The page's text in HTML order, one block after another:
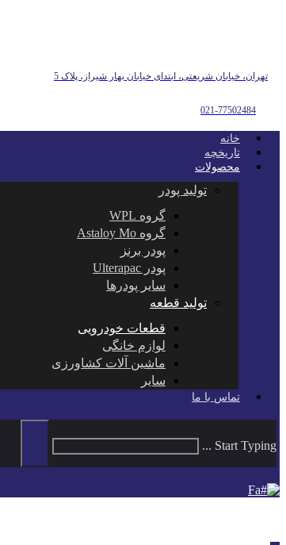
تهران، خیابان شریعتی، ابتدای خیابان بهار شیراز، پلاک 5
021-77502484
خانه
تاریخچه
محصولات
تولید پودر
گروه WPL
گروه Astaloy Mo
پودر برنز
پودر Ulterapac
سایر پودرها
تولید قطعه
قطعات خودرویی
لوازم خانگی
ماشین آلات کشاورزی
سایر
تماس با ما
Start Typing ...
Fa